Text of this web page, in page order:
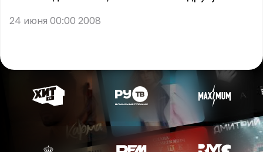
24 июня 00:00 2008